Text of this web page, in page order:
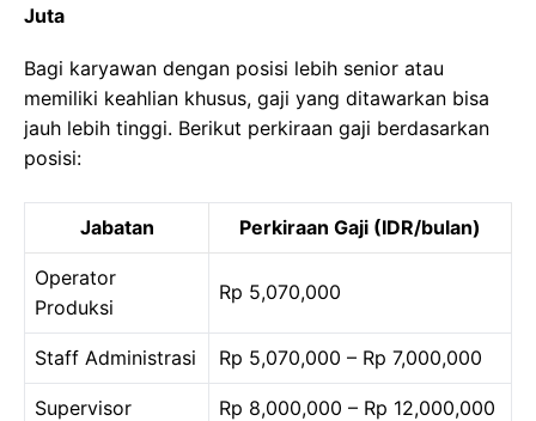
Juta
Bagi karyawan dengan posisi lebih senior atau
memiliki keahlian khusus, gaji yang ditawarkan bisa
jauh lebih tinggi. Berikut perkiraan gaji berdasarkan
posisi:
Jabatan Perkiraan Gaji (IDR/bulan)
Operator
Produksi
Rp 5,070,000
Staff Administrasi Rp 5,070,000 – Rp 7,000,000
Supervisor Rp 8,000,000 – Rp 12,000,000